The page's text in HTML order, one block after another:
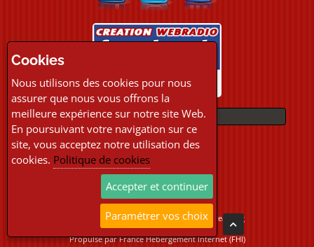
PAIEMENTS
Copyright © 2026 Location Webradio Streaming
Tous droits réservés
Propulsé parFrance Hebergement Internet (FHI)
Cookies
Nous utilisons des cookies pour nous
assurer que nous vous offrons la
meilleure expérience sur notre site Web.
En poursuivant votre navigation sur ce
site, vous acceptez notre utilisation des
cookies. Politique de cookies
Accepter et continuer
Paramétrer vos choix